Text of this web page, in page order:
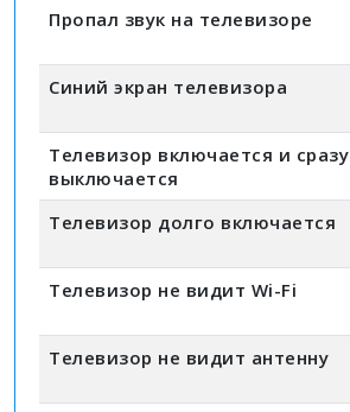
Пропал звук на телевизоре
Синий экран телевизора
Телевизор включается и сразу
выключается
Телевизор долго включается
Телевизор не видит Wi-Fi
Телевизор не видит антенну